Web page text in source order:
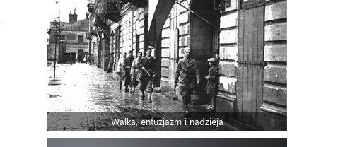
Walka, entuzjazm i nadzieja